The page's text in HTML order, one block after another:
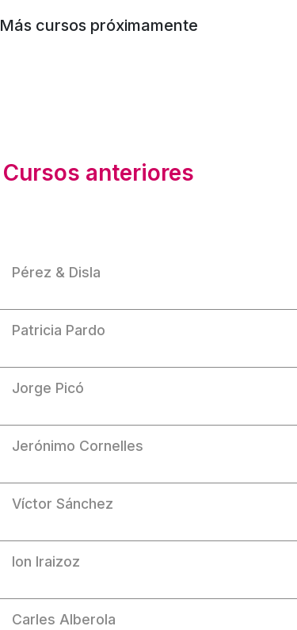
Más cursos próximamente
Cursos anteriores
Pérez & Disla
Patricia Pardo
Jorge Picó
Jerónimo Cornelles
Víctor Sánchez
Ion Iraizoz
Carles Alberola